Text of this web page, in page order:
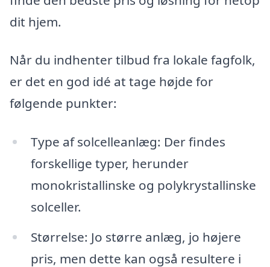
dit hjem.
Når du indhenter tilbud fra lokale fagfolk,
er det en god idé at tage højde for
følgende punkter:
Type af solcelleanlæg: Der findes
forskellige typer, herunder
monokristallinske og polykrystallinske
solceller.
Størrelse: Jo større anlæg, jo højere
pris, men dette kan også resultere i